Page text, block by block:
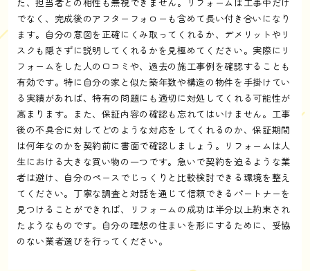
でなく、完成後のアフターフォローも含めて長い付き合いになり
ます。自分の意図を正確にくみ取ってくれるか、デメリットやリ
スクも隠さずに説明してくれるかを見極めてください。実際にリ
フォームをした人の口コミや、過去の施工事例を確認することも
有効です。特に自分の家と似た築年数や構造の物件を手掛けてい
る実績があれば、特有の問題にも適切に対処してくれる可能性が
高まります。また、保証内容の確認も忘れてはいけません。工事
後の不具合に対してどのような対応をしてくれるのか、保証期間
は何年なのかを契約前に書面で確認しましょう。リフォームは人
生における大きな買い物の一つです。急いで契約を迫るような業
者は避け、自分のペースでじっくりと比較検討できる環境を整え
てください。丁寧な調査と対話を通じて信頼できるパートナーを
見つけることができれば、リフォームの成功は半分以上約束され
たようなものです。自分の理想の住まいを形にするために、妥協
のない業者選びを行ってください。